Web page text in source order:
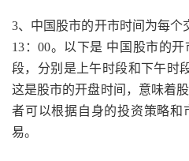
3、中国股市的开市时间为每个
13：00。以下是 中国股市的
段，分别是上午时段和下午时
这是股市的开盘时间，意味着
者可以根据自身的投资策略和
易。